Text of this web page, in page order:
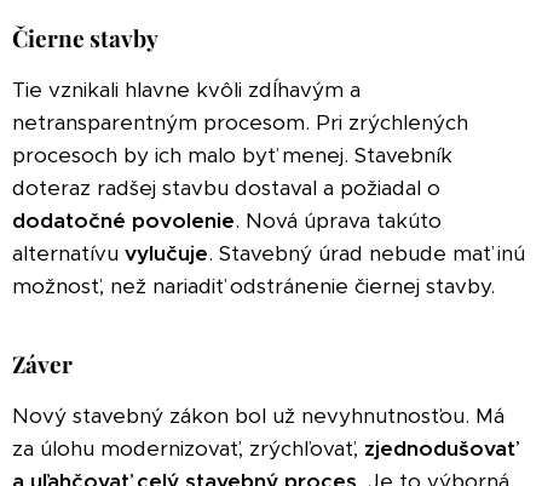
Čierne stavby
Tie vznikali hlavne kvôli zdĺhavým a
netransparentným procesom. Pri zrýchlených
procesoch by ich malo byť menej. Stavebník
doteraz radšej stavbu dostaval a požiadal o
dodatočné povolenie. Nová úprava takúto
alternatívu vylučuje. Stavebný úrad nebude mať inú
možnosť, než nariadiť odstránenie čiernej stavby.
Záver
Nový stavebný zákon bol už nevyhnutnosťou. Má
za úlohu modernizovať, zrýchľovať, zjednodušovať